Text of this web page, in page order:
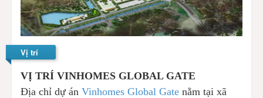
Vị trí
VỊ TRÍ VINHOMES GLOBAL GATE
Địa chỉ dự ánVinhomes Global Gate nằm tại xã